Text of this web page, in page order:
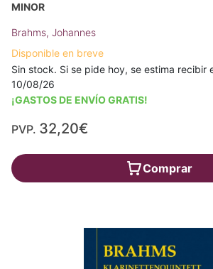
MINOR
Brahms, Johannes
Disponible en breve
Sin stock. Si se pide hoy, se estima recibir
10/08/26
¡GASTOS DE ENVÍO GRATIS!
PVP. 32,20€
Comprar